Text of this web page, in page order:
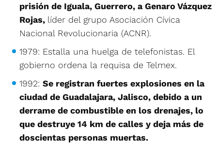
prisión de Iguala, Guerrero, a Genaro Vázquez
Rojas, líder del grupo Asociación Cívica
Nacional Revolucionaria (ACNR).
1979: Estalla una huelga de telefonistas. El
gobierno ordena la requisa de Telmex.
1992: Se registran fuertes explosiones en la
ciudad de Guadalajara, Jalisco, debido a un
derrame de combustible en los drenajes, lo
que destruye 14 km de calles y deja más de
doscientas personas muertas.